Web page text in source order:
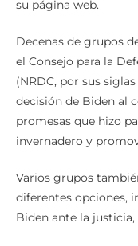
su página web.
Decenas de grupos
el Consejo para la
(NRDC, por sus
decisión de Biden al
promesas que hizo
invernadero y
Varios grupos
diferentes opciones,
Biden ante la